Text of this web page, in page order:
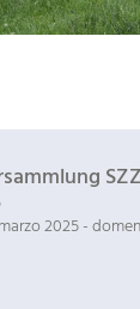
2025 -